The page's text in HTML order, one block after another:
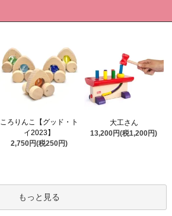
ころりんこ【グッド・ト
イ2023】
2,750円(税250円)
大工さん
13,200円(税1,200円)
もっと見る